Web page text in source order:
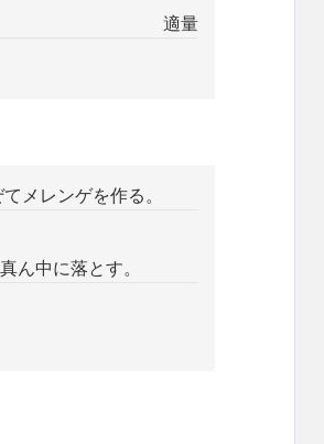
適量
メレンゲを作る。
ん中に落とす。